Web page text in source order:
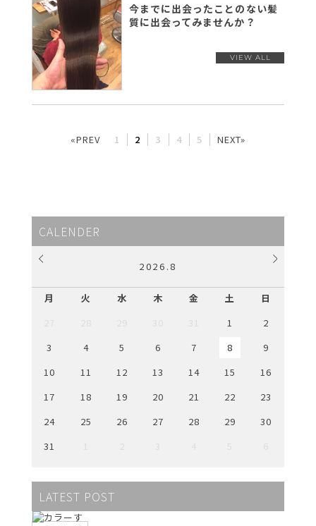
今までに出会ったことのない髪
質に出会ってみませんか？
«PREV 1 2 3 4 5 NEXT»
CALENDER
2026 .8
月 火 水 木 金 土
日
1
2
3
4 5 6 7 8
9
10
11 12 13 14 15
16
17
18 19 20 21 22
23
24
25 26 27 28 29
30
31
LATEST POST